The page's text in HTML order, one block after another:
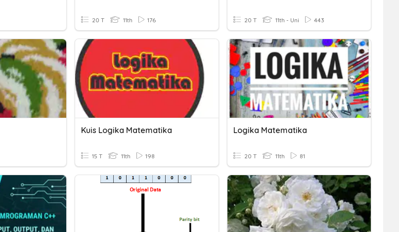
20 T 11th 176 20 T 11th - Uni 443
Kuis Logika Matematika
15 T 11th 198
Logika Matematika
20 T 11th 81